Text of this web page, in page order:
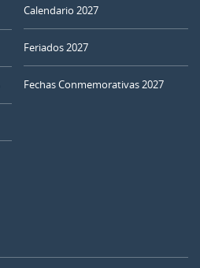
Calendario 2027
Feriados 2027
Fechas Conmemorativas 2027